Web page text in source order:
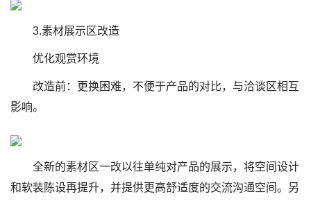
3.素材展示区改造
优化观赏环境
改造前：更换困难，不便于产品的对比，与洽谈区相互
影响。
全新的素材区一改以往单纯对产品的展示，将空间设计
和软装陈设再提升，并提供更高舒适度的交流沟通空间。另